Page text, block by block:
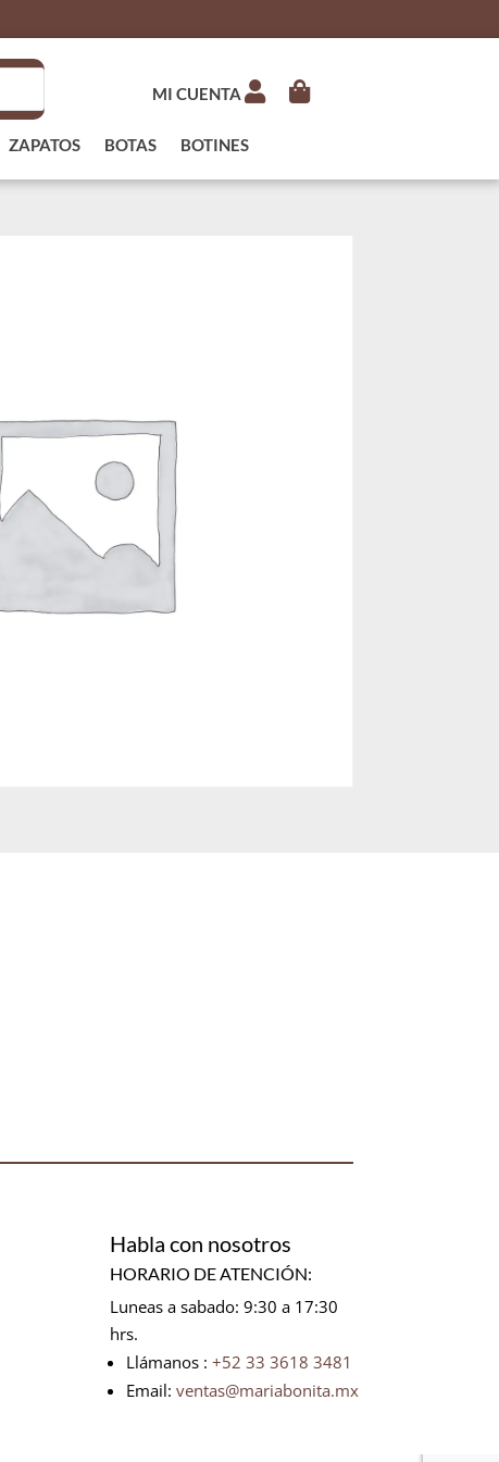
MI CUENTA
ZAPATOS BOTAS BOTINES
Habla con nosotros
HORARIO DE ATENCIÓN:
Luneas a sabado: 9:30 a 17:30
hrs.
Llámanos : +52 33 3618 3481
Email: ventas@mariabonita.mx